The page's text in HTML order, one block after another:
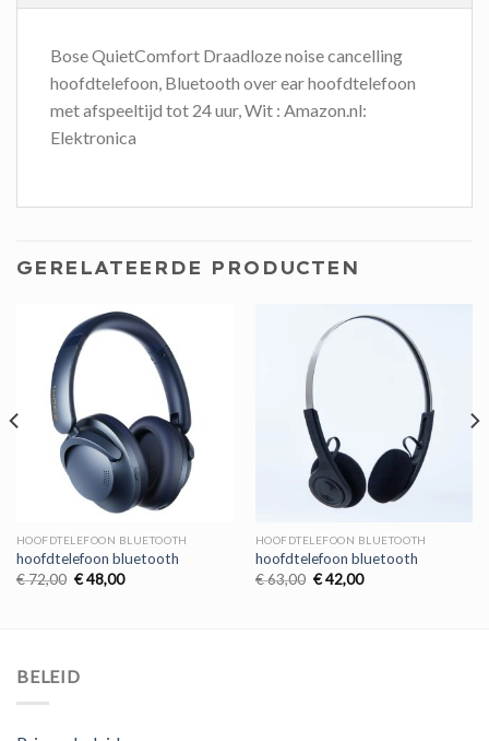
Bose QuietComfort Draadloze noise cancelling
hoofdtelefoon, Bluetooth over ear hoofdtelefoon
met afspeeltijd tot 24 uur, Wit : Amazon.nl:
Elektronica
GERELATEERDE PRODUCTEN
HOOFDTELEFOON BLUETOOTH
hoofdtelefoon bluetooth
€72,00 Oorspronkelijke
€48,00Huidige
HOOFDTELEFOON BLUETOOTH
hoofdtelefoon bluetooth
€63,00 Oorspronkelijke
€42,00Huidige
BELEID